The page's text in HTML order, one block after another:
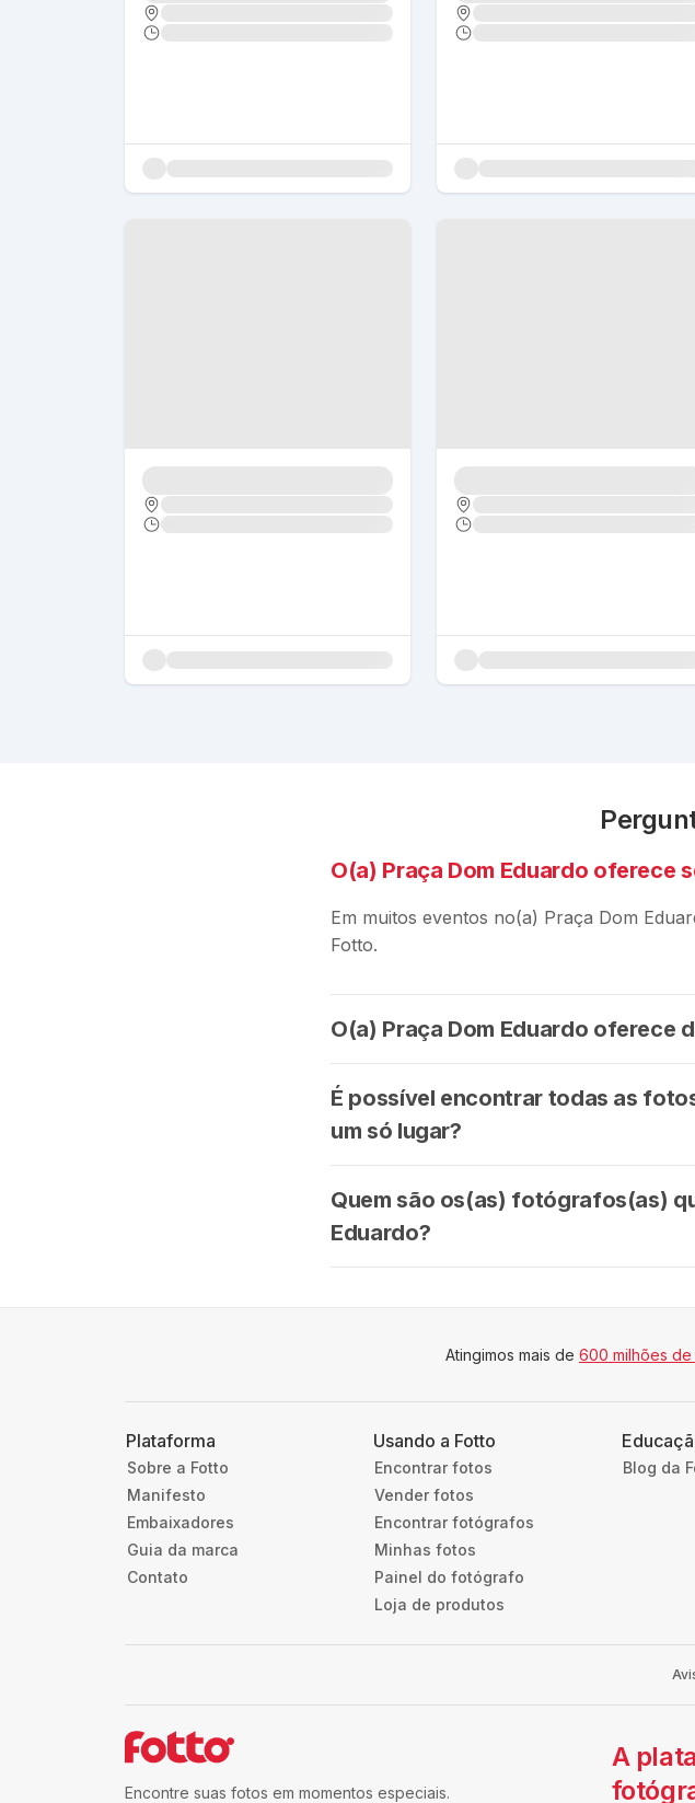
O(a) Praça Dom Eduardo oferece
Em muitos eventos no(a) Praça Dom
Fotto.
O(a) Praça Dom Eduardo oferece
É possível encontrar todas as
um só lugar?
Quem são os(as) fotógrafos(as)
Eduardo?
Atingimos mais de 600 milhões
Plataforma
Sobre a Fotto
Manifesto
Embaixadores
Guia da marca
Contato
Usando a Fotto
Encontrar fotos
Vender fotos
Encontrar fotógrafos
Minhas fotos
Painel do fotógrafo
Loja de produtos
Blog da
Encontre suas fotos em momentos especiais.
A